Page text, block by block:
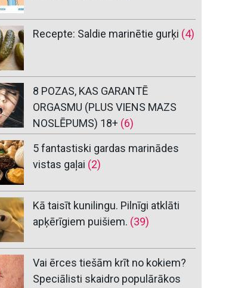
Recepte: Saldie marinētie gurķi (4)
8 POZAS, KAS GARANTĒ
ORGASMU (PLUS VIENS MAZS
NOSLĒPUMS) 18+ (6)
5 fantastiski gardas marinādes
vistas gaļai (2)
Kā taisīt kunilingu. Pilnīgi atklāti
apķērīgiem puišiem. (39)
Vai ērces tiešām krīt no kokiem?
Speciālisti skaidro populārākos